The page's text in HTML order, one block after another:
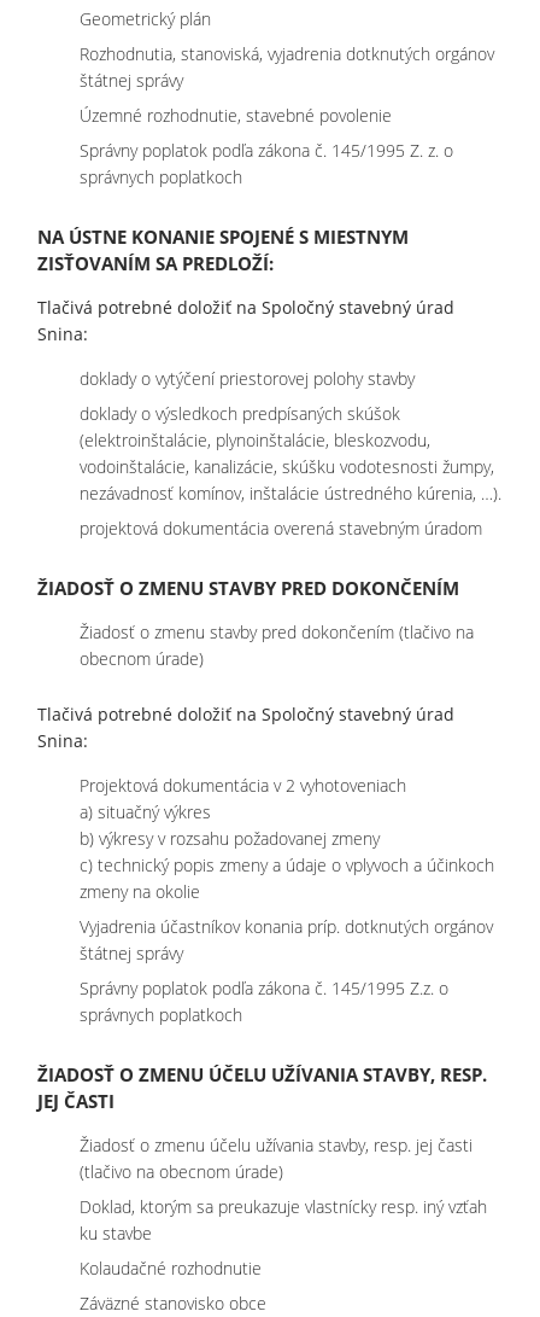
Geometrický plán
Rozhodnutia, stanoviská, vyjadrenia dotknutých orgánov
štátnej správy
Územné rozhodnutie, stavebné povolenie
Správny poplatok podľa zákona č. 145/1995 Z. z. o
správnych poplatkoch
NA ÚSTNE KONANIE SPOJENÉ S MIESTNYM
ZISŤOVANÍM SA PREDLOŽÍ:
Tlačivá potrebné doložiť na Spoločný stavebný úrad
Snina:
doklady o vytýčení priestorovej polohy stavby
doklady o výsledkoch predpísaných skúšok
(elektroinštalácie, plynoinštalácie, bleskozvodu,
vodoinštalácie, kanalizácie, skúšku vodotesnosti žumpy,
nezávadnosť komínov, inštalácie ústredného kúrenia, …).
projektová dokumentácia overená stavebným úradom
ŽIADOSŤ O ZMENU STAVBY PRED DOKONČENÍM
Žiadosť o zmenu stavby pred dokončením (tlačivo na
obecnom úrade)
Tlačivá potrebné doložiť na Spoločný stavebný úrad
Snina:
Projektová dokumentácia v 2 vyhotoveniach
a) situačný výkres
b) výkresy v rozsahu požadovanej zmeny
c) technický popis zmeny a údaje o vplyvoch a účinkoch
zmeny na okolie
Vyjadrenia účastníkov konania príp. dotknutých orgánov
štátnej správy
Správny poplatok podľa zákona č. 145/1995 Z.z. o
správnych poplatkoch
ŽIADOSŤ O ZMENU ÚČELU UŽÍVANIA STAVBY, RESP.
JEJ ČASTI
Žiadosť o zmenu účelu užívania stavby, resp. jej časti
(tlačivo na obecnom úrade)
Doklad, ktorým sa preukazuje vlastnícky resp. iný vzťah
ku stavbe
Kolaudačné rozhodnutie
Záväzné stanovisko obce